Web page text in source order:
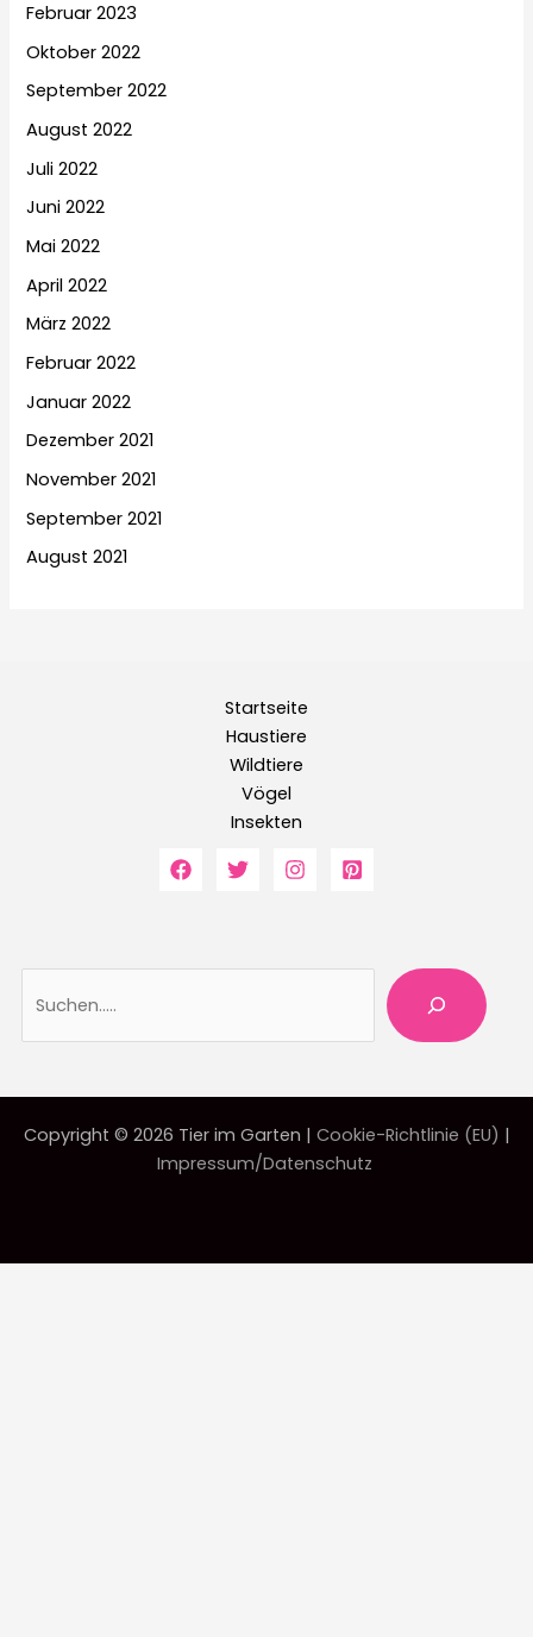
Februar 2023
Oktober 2022
September 2022
August 2022
Juli 2022
Juni 2022
Mai 2022
April 2022
März 2022
Februar 2022
Januar 2022
Dezember 2021
November 2021
September 2021
August 2021
Startseite
Haustiere
Wildtiere
Vögel
Insekten
Copyright © 2026 Tier im Garten | Cookie-Richtlinie (EU) |
Impressum/Datenschutz